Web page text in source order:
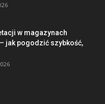
w magazynach
jak pogodzić szybkość,